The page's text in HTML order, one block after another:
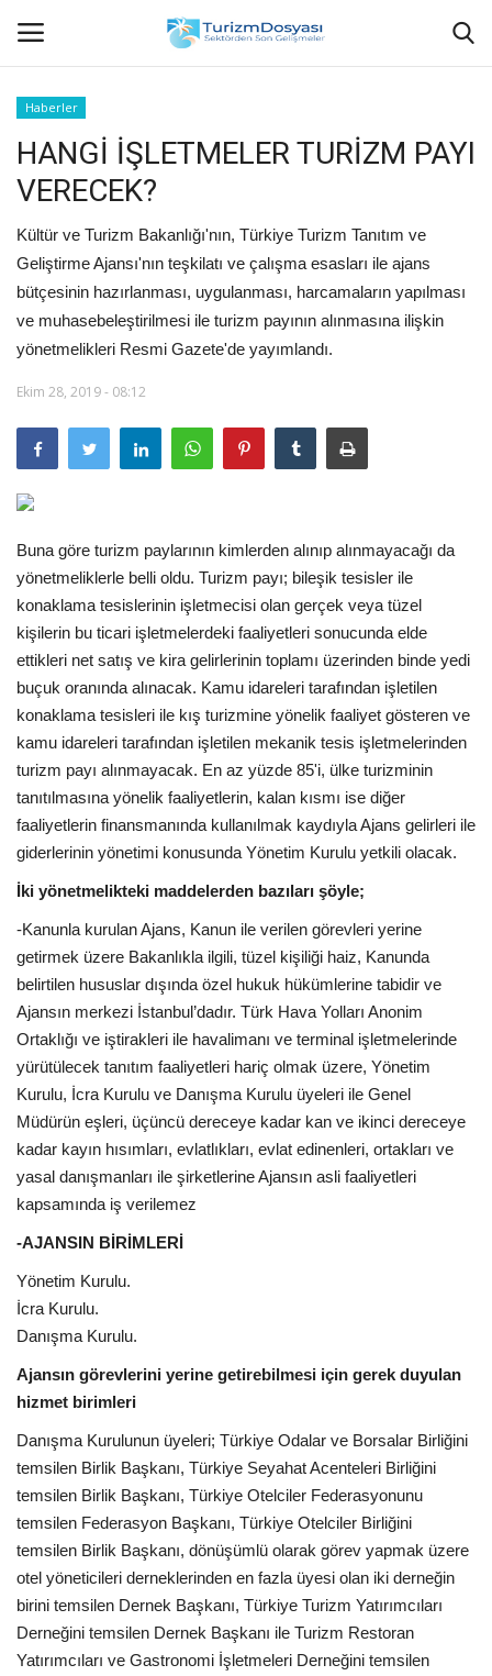
Anasayfa
Bize Ulaşın
Künye
Halil ÖNCÜ kimdir?
Haberler
Araştırma - İnceleme
Lezzet Durakları
Röportajlar
Gezi - Yorum
Sizlerden Gelenler
Yorumlar
Video Tanıtım
Köşe Yazarları
Galeri
Haberler
HANGİ İŞLETMELER TURİZM PAYI
VERECEK?
Kültür ve Turizm Bakanlığı'nın, Türkiye Turizm Tanıtım ve
Geliştirme Ajansı'nın teşkilatı ve çalışma esasları ile ajans
bütçesinin hazırlanması, uygulanması, harcamaların yapılması
ve muhasebeleştirilmesi ile turizm payının alınmasına ilişkin
yönetmelikleri Resmi Gazete'de yayımlandı.
Ekim 28, 2019 - 08:12
Buna göre turizm paylarının kimlerden alınıp alınmayacağı da
yönetmeliklerle belli oldu. Turizm payı; bileşik tesisler ile
konaklama tesislerinin işletmecisi olan gerçek veya tüzel
kişilerin bu ticari işletmelerdeki faaliyetleri sonucunda elde
ettikleri net satış ve kira gelirlerinin toplamı üzerinden binde yedi
buçuk oranında alınacak. Kamu idareleri tarafından işletilen
konaklama tesisleri ile kış turizmine yönelik faaliyet gösteren ve
kamu idareleri tarafından işletilen mekanik tesis işletmelerinden
turizm payı alınmayacak. En az yüzde 85'i, ülke turizminin
tanıtılmasına yönelik faaliyetlerin, kalan kısmı ise diğer
faaliyetlerin finansmanında kullanılmak kaydıyla Ajans gelirleri ile
giderlerinin yönetimi konusunda Yönetim Kurulu yetkili olacak.
İki yönetmelikteki maddelerden bazıları şöyle;
-Kanunla kurulan Ajans, Kanun ile verilen görevleri yerine
getirmek üzere Bakanlıkla ilgili, tüzel kişiliği haiz, Kanunda
belirtilen hususlar dışında özel hukuk hükümlerine tabidir ve
Ajansın merkezi İstanbul’dadır. Türk Hava Yolları Anonim
Ortaklığı ve iştirakleri ile havalimanı ve terminal işletmelerinde
yürütülecek tanıtım faaliyetleri hariç olmak üzere, Yönetim
Kurulu, İcra Kurulu ve Danışma Kurulu üyeleri ile Genel
Müdürün eşleri, üçüncü dereceye kadar kan ve ikinci dereceye
kadar kayın hısımları, evlatlıkları, evlat edinenleri, ortakları ve
yasal danışmanları ile şirketlerine Ajansın asli faaliyetleri
kapsamında iş verilemez
-AJANSIN BİRİMLERİ
Yönetim Kurulu.
İcra Kurulu.
Danışma Kurulu.
Ajansın görevlerini yerine getirebilmesi için gerek duyulan
hizmet birimleri
Danışma Kurulunun üyeleri; Türkiye Odalar ve Borsalar Birliğini
temsilen Birlik Başkanı, Türkiye Seyahat Acenteleri Birliğini
temsilen Birlik Başkanı, Türkiye Otelciler Federasyonunu
temsilen Federasyon Başkanı, Türkiye Otelciler Birliğini
temsilen Birlik Başkanı, dönüşümlü olarak görev yapmak üzere
otel yöneticileri derneklerinden en fazla üyesi olan iki derneğin
birini temsilen Dernek Başkanı, Türkiye Turizm Yatırımcıları
Derneğini temsilen Dernek Başkanı ile Turizm Restoran
Yatırımcıları ve Gastronomi İşletmeleri Derneğini temsilen